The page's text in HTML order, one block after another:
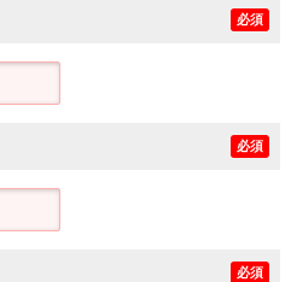
必須
必須
必須